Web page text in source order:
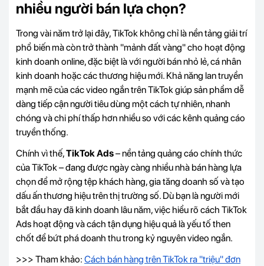
nhiều người bán lựa chọn?
Trong vài năm trở lại đây, TikTok không chỉ là nền tảng giải trí
phổ biến mà còn trở thành "mảnh đất vàng" cho hoạt động
kinh doanh online, đặc biệt là với người bán nhỏ lẻ, cá nhân
kinh doanh hoặc các thương hiệu mới. Khả năng lan truyền
mạnh mẽ của các video ngắn trên TikTok giúp sản phẩm dễ
dàng tiếp cận người tiêu dùng một cách tự nhiên, nhanh
chóng và chi phí thấp hơn nhiều so với các kênh quảng cáo
truyền thống.
Chính vì thế,TikTok Ads– nền tảng quảng cáo chính thức
của TikTok – đang được ngày càng nhiều nhà bán hàng lựa
chọn để mở rộng tệp khách hàng, gia tăng doanh số và tạo
dấu ấn thương hiệu trên thị trường số. Dù bạn là người mới
bắt đầu hay đã kinh doanh lâu năm, việc hiểu rõ cách TikTok
Ads hoạt động và cách tận dụng hiệu quả là yếu tố then
chốt để bứt phá doanh thu trong kỷ nguyên video ngắn.
>>> Tham khảo: Cách bán hàng trên TikTok ra "triệu" đơn